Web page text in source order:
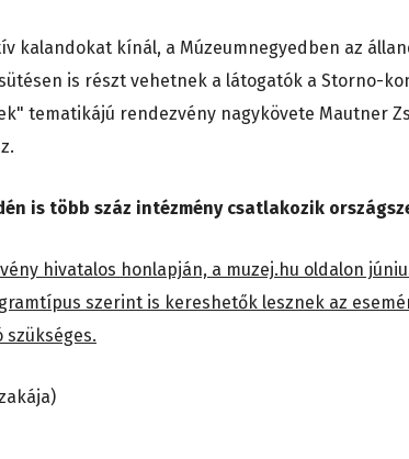
kalandokat kínál, a Múzeumnegyedben az
is részt vehetnek a látogatók a Storno-
tematikájú rendezvény nagykövete Mautner
is több száz intézmény csatlakozik
hivatalos honlapján, a muzej.hu oldalon
szerint is kereshetők lesznek az